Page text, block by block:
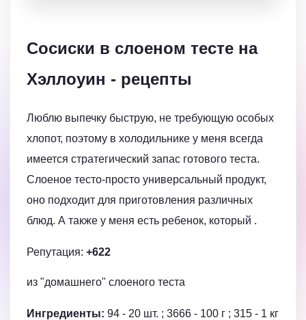
Сосиски в слоеном тесте на
Хэллоуин - рецепты
Люблю выпечку быструю, не требующую особых
хлопот, поэтому в холодильнике у меня всегда
имеется стратегический запас готового теста.
Слоеное тесто-просто универсальный продукт,
оно подходит для приготовления различных
блюд. А также у меня есть ребенок, который .
Репутация: +622
из "домашнего" слоеного теста
Ингредиенты: 94 - 20 шт. ; 3666 - 100 г ; 315 - 1 кг